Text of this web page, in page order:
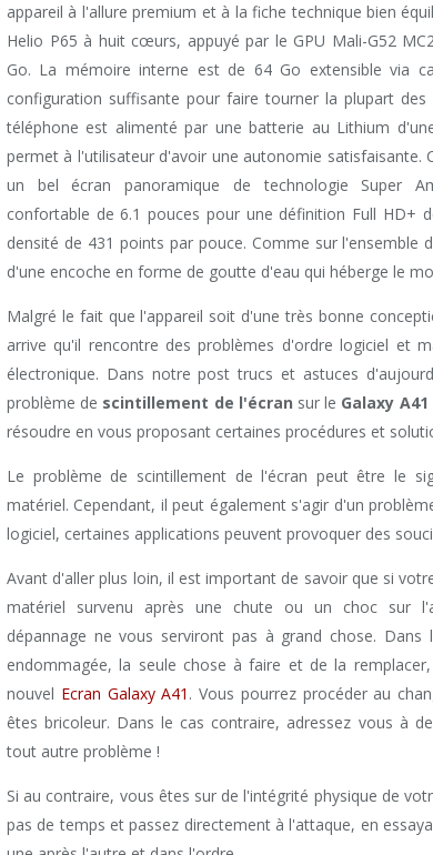
appareil à l'allure premium et à la fiche technique bien
Helio P65 à huit cœurs, appuyé par le GPU Mali-G52
Go. La mémoire interne est de 64 Go extensible via
configuration suffisante pour faire tourner la plupart
téléphone est alimenté par une batterie au Lithium
permet à l'utilisateur d'avoir une autonomie satisfaisante.
un bel écran panoramique de technologie Super
confortable de 6.1 pouces pour une définition Full HD+
densité de 431 points par pouce. Comme sur l'ensemble
d'une encoche en forme de goutte d'eau qui héberge le
Malgré le fait que l'appareil soit d'une très bonne
arrive qu'il rencontre des problèmes d'ordre logiciel et
électronique. Dans notre post trucs et astuces
problème de scintillement de l'écran sur le Galaxy A41
résoudre en vous proposant certaines procédures et
Le problème de scintillement de l'écran peut être le
matériel. Cependant, il peut également s'agir d'un
logiciel, certaines applications peuvent provoquer des
Avant d'aller plus loin, il est important de savoir que si
matériel survenu après une chute ou un choc sur
dépannage ne vous serviront pas à grand chose. Dans
endommagée, la seule chose à faire et de la
nouvel Ecran Galaxy A41 . Vous pourrez procéder au
êtes bricoleur. Dans le cas contraire, adressez vous à
tout autre problème !
Si au contraire, vous êtes sur de l'intégrité physique de
pas de temps et passez directement à l'attaque, en